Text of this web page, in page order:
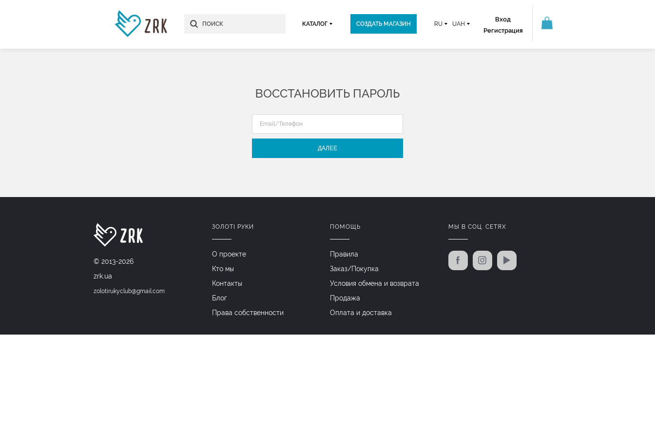
КАТАЛОГ
Вход
Регистрация
UAH
RU
СОЗДАТЬ МАГАЗИН
ВОССТАНОВИТЬ ПАРОЛЬ
© 2013-2026
zrk.ua
zolotirukyclub@gmail.com
ЗОЛОТІ РУКИ
О проекте
Кто мы
Контакты
Блог
Права собственности
ПОМОЩЬ
Правила
Заказ/Покупка
Условия обмена и возврата
Продажа
Оплата и доставка
МЫ В СОЦ. СЕТЯХ